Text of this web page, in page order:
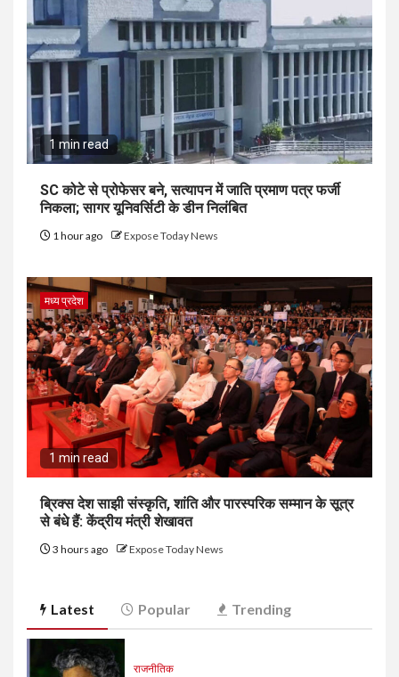
1 min read
SC कोटे से प्रोफेसर बने, सत्यापन में जाति प्रमाण पत्र फर्जी
निकला; सागर यूनिवर्सिटी के डीन निलंबित
1 hour ago Expose Today News
मध्य प्रदेश
1 min read
ब्रिक्स देश साझी संस्कृति, शांति और पारस्परिक सम्मान के सूत्र
से बंधे हैं: केंद्रीय मंत्री शेखावत
3 hours ago Expose Today News
Latest Popular Trending
राजनीतिक